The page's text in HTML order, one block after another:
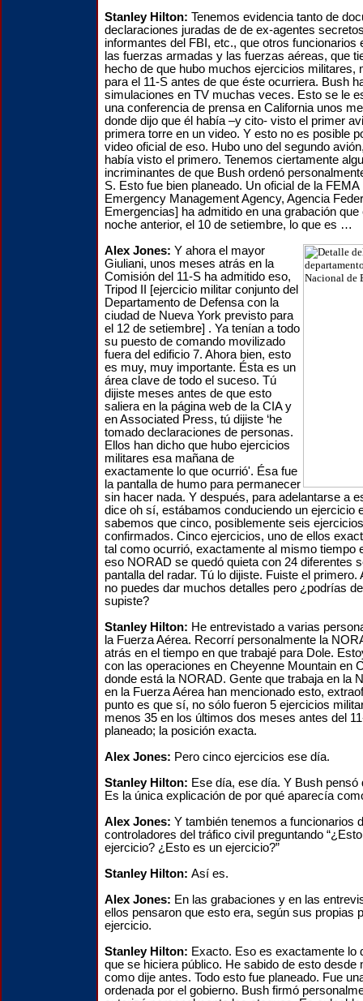
Stanley Hilton: Tenemos evidencia tanto de
declaraciones juradas de de ex-agentes
informantes del FBI, etc., que otros funcionarios
las fuerzas armadas y las fuerzas aéreas, que
hecho de que hubo muchos ejercicios militares,
para el 11-S antes de que éste ocurriera. Bush
simulaciones en TV muchas veces. Esto se le
una conferencia de prensa en California unos
donde dijo que él había –y cito- visto el primer
primera torre en un video. Y esto no es posible
video oficial de eso. Hubo uno del segundo
había visto el primero. Tenemos ciertamente
incriminantes de que Bush ordenó
S. Esto fue bien planeado. Un oficial de la FEMA
Emergency Management Agency, Agencia
Emergencias] ha admitido en una grabación que
noche anterior, el 10 de setiembre, lo que es …
Alex Jones: Y ahora el mayor
Giuliani, unos meses atrás en la
Comisión del 11-S ha admitido eso,
Tripod II [ejercicio militar conjunto del
Departamento de Defensa con la
ciudad de Nueva York previsto para
el 12 de setiembre] . Ya tenían a todo
su puesto de comando movilizado
fuera del edificio 7. Ahora bien, esto
es muy, muy importante. Ésta es un
área clave de todo el suceso. Tú
dijiste meses antes de que esto
saliera en la página web de la CIA y
en Associated Press, tú dijiste ‘he
tomado declaraciones de personas.
Ellos han dicho que hubo ejercicios
militares esa mañana de
exactamente lo que ocurrió'. Ésa fue
la pantalla de humo para permanecer
sin hacer nada. Y después, para adelantarse a
dice oh sí, estábamos conduciendo un ejercicio
sabemos que cinco, posiblemente seis
confirmados. Cinco ejercicios, uno de ellos
tal como ocurrió, exactamente al mismo tiempo
eso NORAD se quedó quieta con 24 diferentes
pantalla del radar. Tú lo dijiste. Fuiste el primero.
no puedes dar muchos detalles pero ¿podrías
supiste?
Stanley Hilton: He entrevistado a varias
la Fuerza Aérea. Recorrí personalmente la
atrás en el tiempo en que trabajé para Dole.
con las operaciones en Cheyenne Mountain en
donde está la NORAD. Gente que trabaja en la
en la Fuerza Aérea han mencionado esto,
punto es que sí, no sólo fueron 5 ejercicios
menos 35 en los últimos dos meses antes del
planeado; la posición exacta.
Alex Jones: Pero cinco ejercicios ese día.
Stanley Hilton: Ese día, ese día. Y Bush pensó
Es la única explicación de por qué aparecía
Alex Jones: Y también tenemos a funcionarios
controladores del tráfico civil preguntando
ejercicio? ¿Esto es un ejercicio?”
Stanley Hilton: Así es.
Alex Jones: En las grabaciones y en las
ellos pensaron que esto era, según sus propias
ejercicio.
Stanley Hilton: Exacto. Eso es exactamente lo
que se hiciera público. He sabido de esto desde
como dije antes. Todo esto fue planeado. Fue
ordenada por el gobierno. Bush firmó